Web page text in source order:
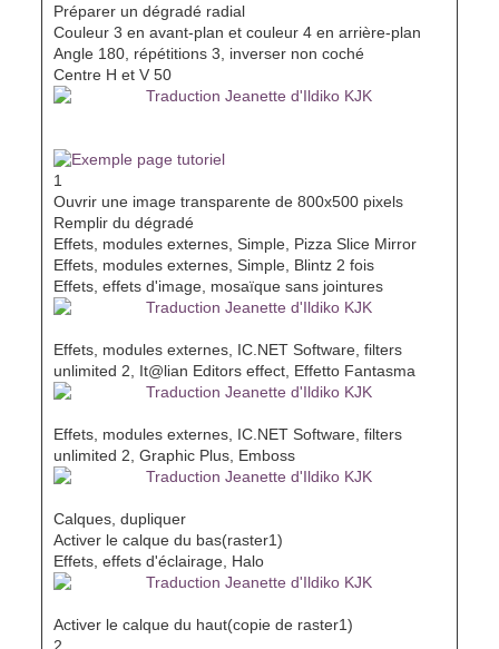
Préparer un dégradé radial
Couleur 3 en avant-plan et couleur 4 en arrière-plan
Angle 180, répétitions 3, inverser non coché
Centre H et V 50
1
Ouvrir une image transparente de 800x500 pixels
Remplir du dégradé
Effets, modules externes, Simple, Pizza Slice Mirror
Effets, modules externes, Simple, Blintz 2 fois
Effets, effets d'image, mosaïque sans jointures
Effets, modules externes, IC.NET Software, filters
unlimited 2, It@lian Editors effect, Effetto Fantasma
Effets, modules externes, IC.NET Software, filters
unlimited 2, Graphic Plus, Emboss
Calques, dupliquer
Activer le calque du bas(raster1)
Effets, effets d'éclairage, Halo
Activer le calque du haut(copie de raster1)